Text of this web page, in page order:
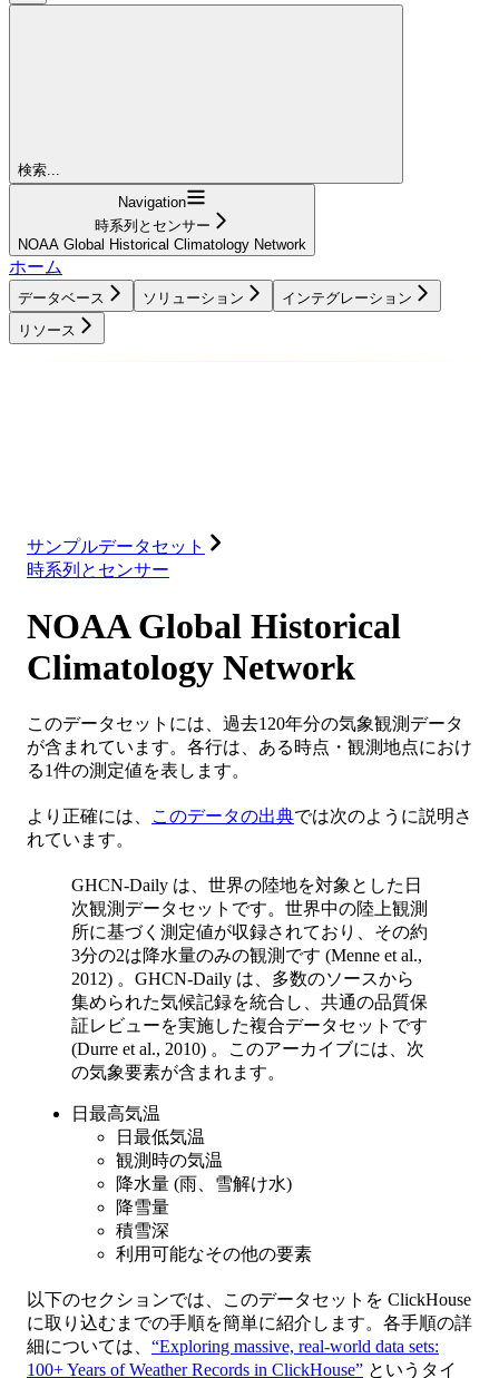
検索...
Navigation
時系列とセンサー
NOAA Global Historical Climatology Network
ホーム
データベース ソリューション
インテグレーション
リソース
サンプルデータセット
時系列とセンサー
NOAA Global Historical
Climatology Network
このデータセットには、過去120年分の気象観測データ
が含まれています。各行は、ある時点・観測地点におけ
る1件の測定値を表します。
より正確には、 このデータの出典では次のように説明さ
れています。
GHCN-Daily は、世界の陸地を対象とした日
次観測データセットです。世界中の陸上観測
所に基づく測定値が収録されており、その約
3分の2は降水量のみの観測です (Menne et al.,
2012) 。GHCN-Daily は、多数のソースから
集められた気候記録を統合し、共通の品質保
証レビューを実施した複合データセットです
(Durre et al., 2010) 。このアーカイブには、次
の気象要素が含まれます。
日最高気温
日最低気温
観測時の気温
降水量 (雨、雪解け水)
降雪量
積雪深
利用可能なその他の要素
以下のセクションでは、このデータセットを ClickHouse
に取り込むまでの手順を簡単に紹介します。各手順の詳
細については、 “Exploring massive, real-world data sets:
100+ Years of Weather Records in ClickHouse” というタイ